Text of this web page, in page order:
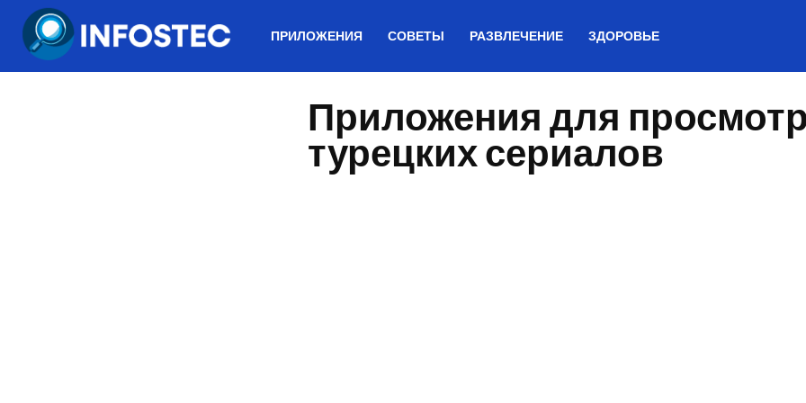
ПРИЛОЖЕНИЯ СОВЕТЫ РАЗВЛЕЧЕНИЕ ЗДОРОВЬЕ
Приложения для
турецких сериалов